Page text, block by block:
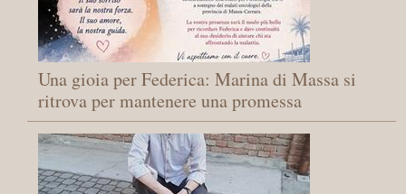
Una gioia per Federica: Marina di Massa si
ritrova per mantenere una promessa